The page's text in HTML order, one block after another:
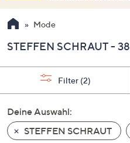
verwenden
Sie
Pfeiltasten
nach
und
nach
unten
oder
Mode
STEFFEN SCHRAUT - 38
Filter (2)
Deine Auswahl:
STEFFEN SCHRAUT